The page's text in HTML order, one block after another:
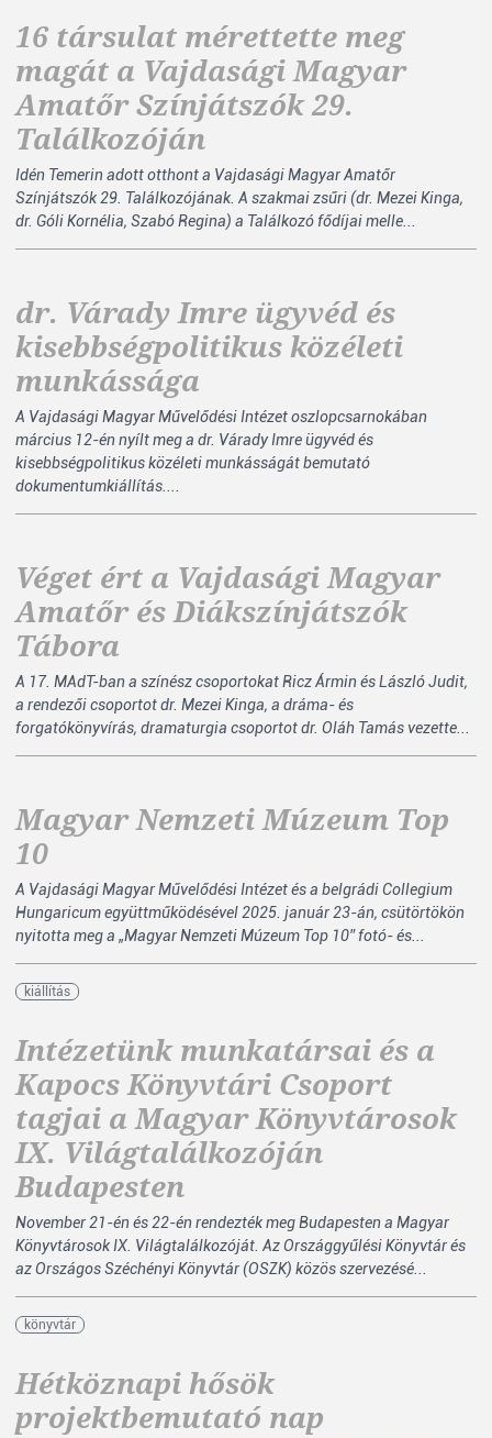
16 társulat mérettette meg
magát a Vajdasági Magyar
Amatőr Színjátszók 29.
Találkozóján
Idén Temerin adott otthont a Vajdasági Magyar Amatőr
Színjátszók 29. Találkozójának. A szakmai zsűri (dr. Mezei Kinga,
dr. Góli Kornélia, Szabó Regina) a Találkozó fődíjai melle...
dr. Várady Imre ügyvéd és
kisebbségpolitikus közéleti
munkássága
A Vajdasági Magyar Művelődési Intézet oszlopcsarnokában
március 12-én nyílt meg a dr. Várady Imre ügyvéd és
kisebbségpolitikus közéleti munkásságát bemutató
dokumentumkiállítás....
Véget ért a Vajdasági Magyar
Amatőr és Diákszínjátszók
Tábora
A 17. MAdT-ban a színész csoportokat Ricz Ármin és László Judit,
a rendezői csoportot dr. Mezei Kinga, a dráma- és
forgatókönyvírás, dramaturgia csoportot dr. Oláh Tamás vezette...
Magyar Nemzeti Múzeum Top
10
A Vajdasági Magyar Művelődési Intézet és a belgrádi Collegium
Hungaricum együttműködésével 2025. január 23-án, csütörtökön
nyitotta meg a „Magyar Nemzeti Múzeum Top 10” fotó- és...
kiállítás
Intézetünk munkatársai és a
Kapocs Könyvtári Csoport
tagjai a Magyar Könyvtárosok
IX. Világtalálkozóján
Budapesten
November 21-én és 22-én rendezték meg Budapesten a Magyar
Könyvtárosok IX. Világtalálkozóját. Az Országgyűlési Könyvtár és
az Országos Széchényi Könyvtár (OSZK) közös szervezésé...
könyvtár
Hétköznapi hősök
projektbemutató nap